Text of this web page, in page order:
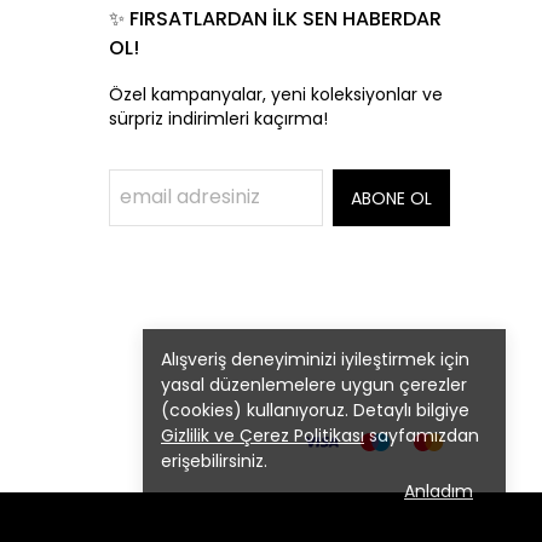
Alışveriş deneyiminizi iyileştirmek için
yasal düzenlemelere uygun çerezler
(cookies) kullanıyoruz. Detaylı bilgiye
Gizlilik ve Çerez Politikasısayfamızdan
erişebilirsiniz.
Anladım
✨ FIRSATLARDAN İLK SEN HABERDAR
OL!
Özel kampanyalar, yeni koleksiyonlar ve
sürpriz indirimleri kaçırma!
ABONE OL